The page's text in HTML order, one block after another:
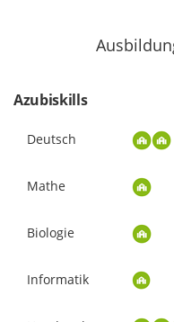
Azubiskills
Deutsch
Mathe
Biologie
Informatik